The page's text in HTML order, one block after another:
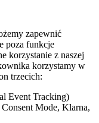
zapewnić
poza funkcje
korzystanie z naszej
korzystamy w
trzecich:
Event Tracking)
Mode, Klarna,